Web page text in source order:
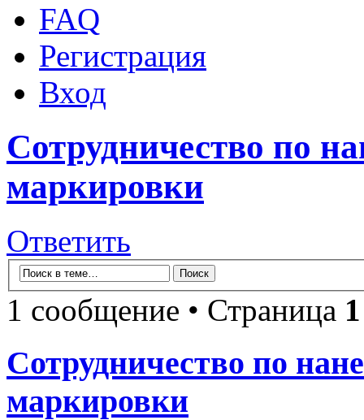
FAQ
Регистрация
Вход
Сотрудничество по
маркировки
Ответить
1 сообщение • Страница 1
Сотрудничество по
маркировки